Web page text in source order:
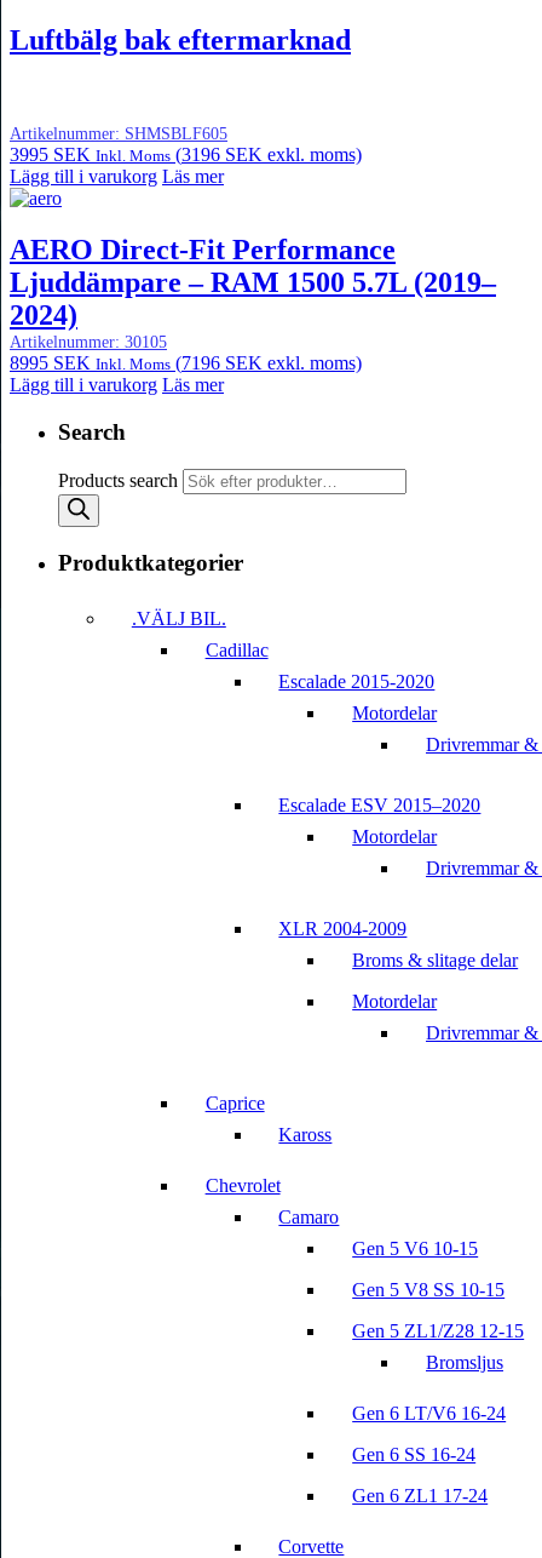
Luftbälg bak eftermarknad
Artikelnummer: SHMSBLF605
3995 SEK Inkl. Moms (3196 SEK exkl. moms)
Lägg till i varukorg Läs mer
AERO Direct-Fit Performance
Ljuddämpare – RAM 1500 5.7L (2019–
2024)
Artikelnummer: 30105
8995 SEK Inkl. Moms (7196 SEK exkl. moms)
Lägg till i varukorg Läs mer
Search
Products search
Produktkategorier
.VÄLJ BIL.
Cadillac
Escalade 2015-2020
Motordelar
Drivremmar &
Escalade ESV 2015–2020
Motordelar
Drivremmar &
XLR 2004-2009
Broms & slitage delar
Motordelar
Drivremmar &
Caprice
Kaross
Chevrolet
Camaro
Gen 5 V6 10-15
Gen 5 V8 SS 10-15
Gen 5 ZL1/Z28 12-15
Bromsljus
Gen 6 LT/V6 16-24
Gen 6 SS 16-24
Gen 6 ZL1 17-24
Corvette